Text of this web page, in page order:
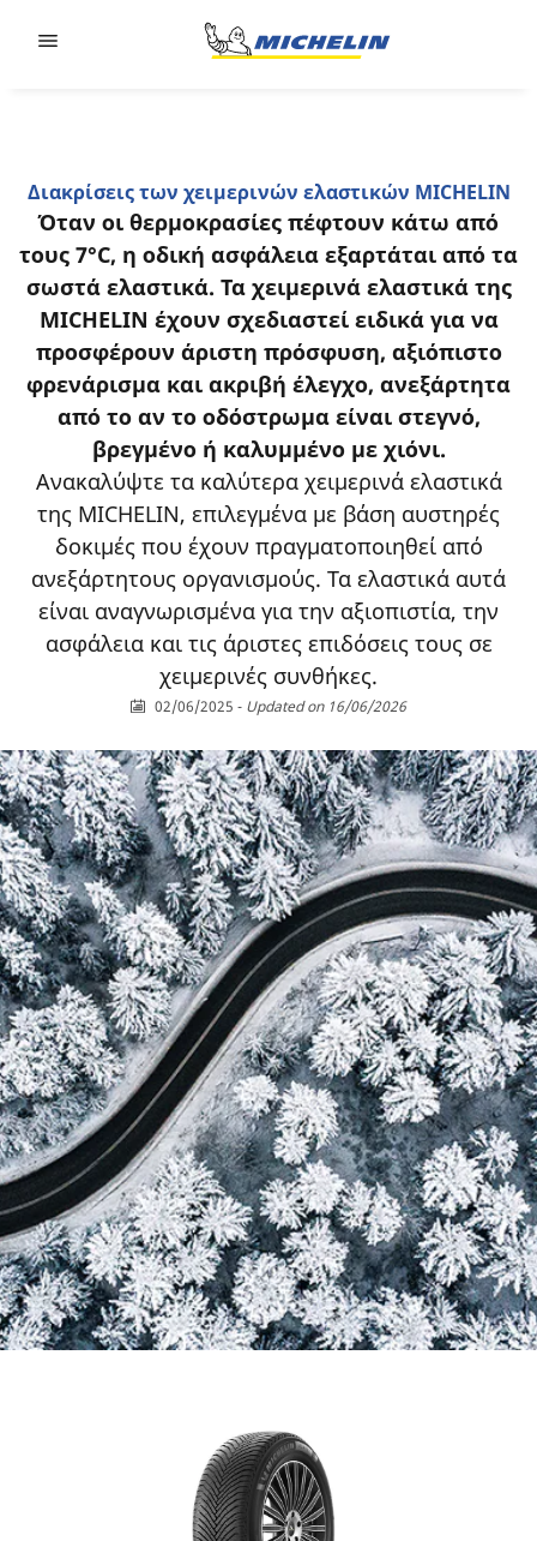
Διακρίσεις των χειμερινών ελαστικών MICHELIN
Όταν οι θερμοκρασίες πέφτουν κάτω από
τους 7°C, η οδική ασφάλεια εξαρτάται από τα
σωστά ελαστικά. Τα χειμερινά ελαστικά της
MICHELIN έχουν σχεδιαστεί ειδικά για να
προσφέρουν άριστη πρόσφυση, αξιόπιστο
φρενάρισμα και ακριβή έλεγχο, ανεξάρτητα
από το αν το οδόστρωμα είναι στεγνό,
βρεγμένο ή καλυμμένο με χιόνι.
Ανακαλύψτε τα καλύτερα χειμερινά ελαστικά
της MICHELIN, επιλεγμένα με βάση αυστηρές
δοκιμές που έχουν πραγματοποιηθεί από
ανεξάρτητους οργανισμούς. Τα ελαστικά αυτά
είναι αναγνωρισμένα για την αξιοπιστία, την
ασφάλεια και τις άριστες επιδόσεις τους σε
χειμερινές συνθήκες.
02/06/2025 - Updated on 16/06/2026